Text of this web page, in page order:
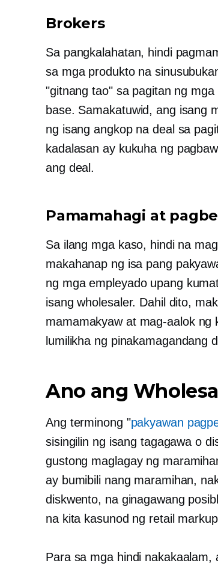
Brokers
Sa pangkalahatan, hindi
sa mga produkto na
"gitnang tao" sa pagitan ng
base. Samakatuwid, ang isang
ng isang angkop na deal sa
kadalasan ay kukuha ng
ang deal.
Pamamahagi at
Sa ilang mga kaso, hindi na
makahanap ng isa pang
ng mga empleyado upang
isang wholesaler. Dahil dito,
mamamakyaw at mag-aalok ng
lumilikha ng pinakamagandang
Ano ang
Ang terminong "pakyawan
sisingilin ng isang tagagawa o
gustong maglagay ng
ay bumibili nang maramihan,
diskwento, na ginagawang
na kita kasunod ng retail
Para sa mga hindi